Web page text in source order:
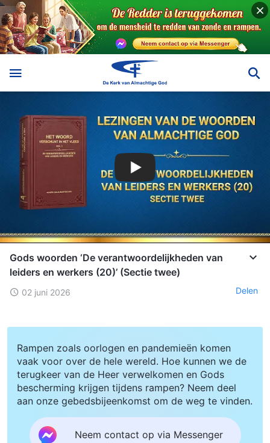
Gods woorden ‘De verantwoordelijkheden van
leiders en werkers (20)’ (Sectie twee)
02 juni 2026 Delen
Rampen zoals oorlogen en pandemieën komen
vaak voor over de hele wereld. Hoe kunnen we de
terugkeer van de Heer verwelkomen en Gods
bescherming krijgen tijdens rampen? Neem deel
aan onze gebedsbijeenkomst om de weg te vinden.
Neem contact op via Messenger